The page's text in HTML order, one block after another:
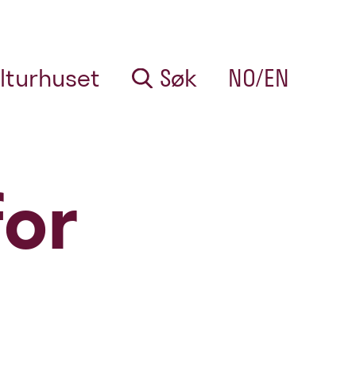
Søk NO/EN